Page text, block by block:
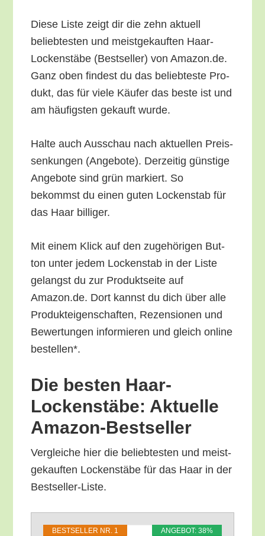
Die­se Lis­te zeigt dir die zehn aktu­ell
belieb­tes­ten und meist­ge­kauf­ten Haar-
Locken­stä­be (Best­sel­ler) von Amazon.de.
Ganz oben fin­dest du das belieb­tes­te Pro­
dukt, das für vie­le Käu­fer das bes­te ist und
am häu­figs­ten gekauft wurde.
Hal­te auch Aus­schau nach aktu­el­len Preis­
sen­kun­gen (Ange­bo­te). Der­zei­tig güns­ti­ge
Ange­bo­te sind grün mar­kiert. So
bekommst du einen guten Locken­stab für
das Haar billiger.
Mit einem Klick auf den zuge­hö­ri­gen But­
ton unter jedem Locken­stab in der Lis­te
gelangst du zur Pro­dukt­sei­te auf
Amazon.de. Dort kannst du dich über alle
Pro­duk­tei­gen­schaf­ten, Rezen­sio­nen und
Bewer­tun­gen infor­mie­ren und gleich online
bestellen*.
Die bes­ten Haar-
Locken­stä­be: Aktu­el­le
Amazon-Bestseller
Ver­glei­che hier die belieb­tes­ten und meist­
ge­kauf­ten Locken­stä­be für das Haar in der
Bestseller-Liste.
ANGE­BOT: 38%
BEST­SEL­LER NR. 1